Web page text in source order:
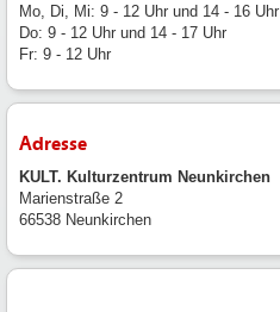
Mo, Di, Mi: 9 - 12 Uhr und 14 - 16 Uhr
Do: 9 - 12 Uhr und 14 - 17 Uhr
Fr: 9 - 12 Uhr
Adresse
KULT. Kulturzentrum Neunkirchen
Marienstraße 2
66538 Neunkirchen